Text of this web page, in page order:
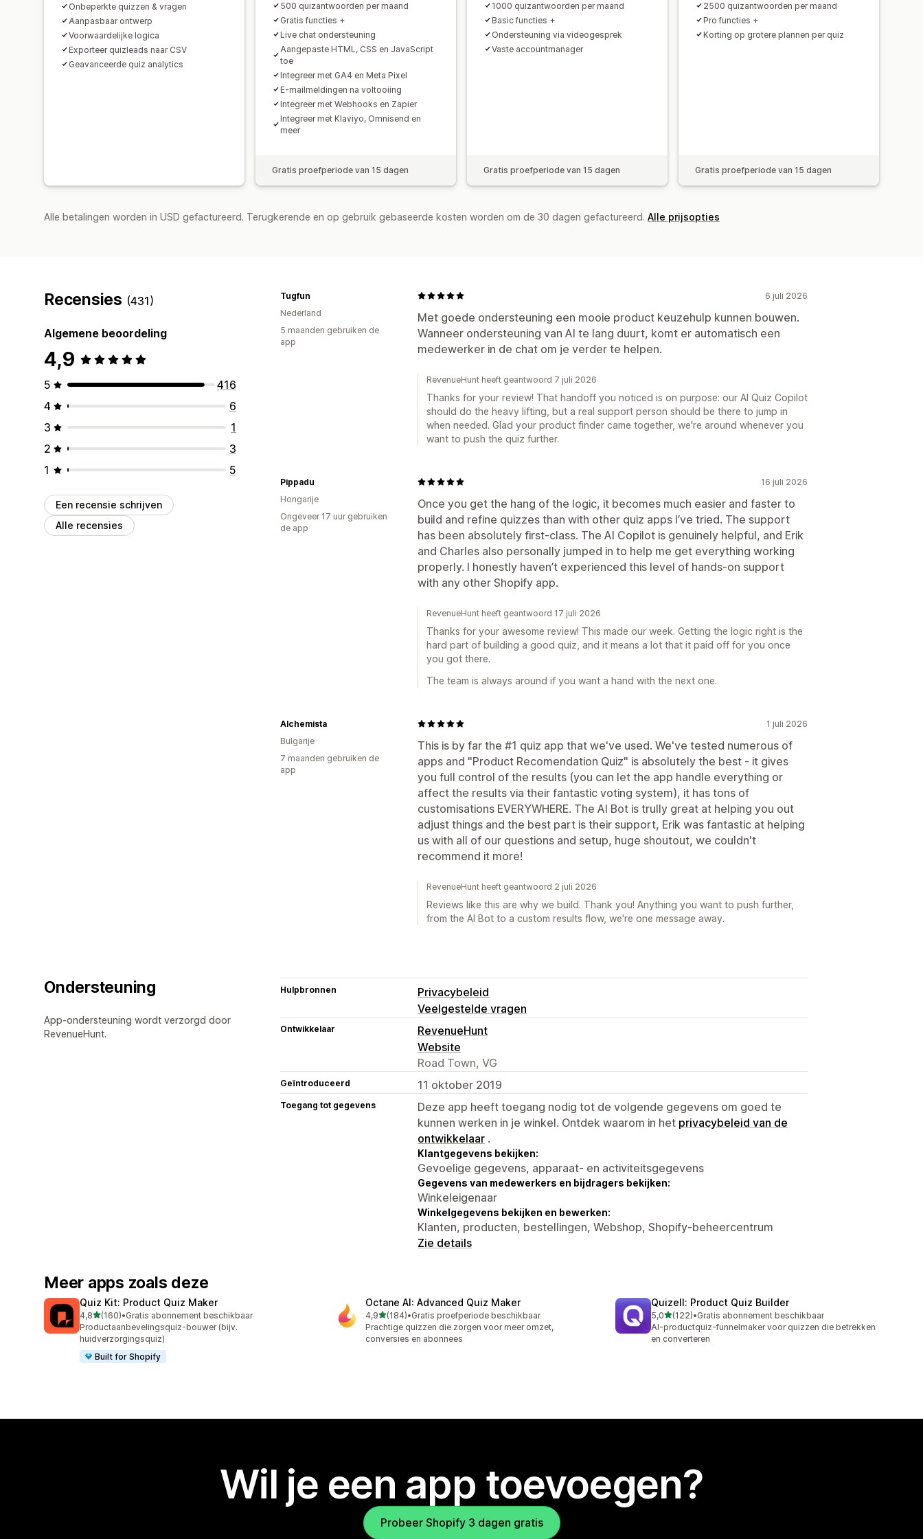
Onbeperkte quizzen & vragen
Aanpasbaar ontwerp
Voorwaardelijke logica
Exporteer quizleads naar CSV
Geavanceerde quiz analytics
500 quizantwoorden per maand
Gratis functies +
Live chat ondersteuning
Aangepaste HTML, CSS en JavaScript
toe
Integreer met GA4 en Meta Pixel
E-mailmeldingen na voltooiing
Integreer met Webhooks en Zapier
Integreer met Klaviyo, Omnisend en
meer
Gratis proefperiode van 15 dagen
1000 quizantwoorden per maand
Basic functies +
Ondersteuning via videogesprek
Vaste accountmanager
Gratis proefperiode van 15 dagen
2500 quizantwoorden per maand
Pro functies +
Korting op grotere plannen per quiz
Gratis proefperiode van 15 dagen
Alle betalingen worden in USD gefactureerd. Terugkerende en op gebruik gebaseerde kosten worden om de 30 dagen gefactureerd. Alle prijsopties
Recensies (431)
Algemene beoordeling
4,9
5
416
4
6
3
1
2
3
1
5
Een recensie schrijven
Alle recensies
6 juli 2026
Met goede ondersteuning een mooie product keuzehulp kunnen bouwen.
Wanneer ondersteuning van AI te lang duurt, komt er automatisch een
medewerker in de chat om je verder te helpen.
Tugfun
Nederland
5 maanden gebruiken de
app
RevenueHunt heeft geantwoord 7 juli 2026
Thanks for your review! That handoff you noticed is on purpose: our AI Quiz Copilot
should do the heavy lifting, but a real support person should be there to jump in
when needed. Glad your product finder came together, we're around whenever you
want to push the quiz further.
16 juli 2026
Once you get the hang of the logic, it becomes much easier and faster to
build and refine quizzes than with other quiz apps I’ve tried. The support
has been absolutely first-class. The AI Copilot is genuinely helpful, and Erik
and Charles also personally jumped in to help me get everything working
properly. I honestly haven’t experienced this level of hands-on support
with any other Shopify app.
Pippadu
Hongarije
Ongeveer 17 uur gebruiken
de app
RevenueHunt heeft geantwoord 17 juli 2026
Thanks for your awesome review! This made our week. Getting the logic right is the
hard part of building a good quiz, and it means a lot that it paid off for you once
you got there.
The team is always around if you want a hand with the next one.
1 juli 2026
This is by far the #1 quiz app that we've used. We've tested numerous of
apps and "Product Recomendation Quiz" is absolutely the best - it gives
you full control of the results (you can let the app handle everything or
affect the results via their fantastic voting system), it has tons of
customisations EVERYWHERE. The AI Bot is trully great at helping you out
adjust things and the best part is their support, Erik was fantastic at helping
us with all of our questions and setup, huge shoutout, we couldn't
recommend it more!
Alchemista
Bulgarije
7 maanden gebruiken de
app
RevenueHunt heeft geantwoord 2 juli 2026
Reviews like this are why we build. Thank you! Anything you want to push further,
from the AI Bot to a custom results flow, we're one message away.
Ondersteuning
App-ondersteuning wordt verzorgd door
RevenueHunt.
Hulpbronnen
Privacybeleid
Veelgestelde vragen
Ontwikkelaar
RevenueHunt
Website
Road Town, VG
Geïntroduceerd 11 oktober 2019
Toegang tot gegevens
Deze app heeft toegang nodig tot de volgende gegevens om goed te
kunnen werken in je winkel. Ontdek waarom in het privacybeleid van de
ontwikkelaar .
Klantgegevens bekijken:
Gevoelige gegevens, apparaat- en activiteitsgegevens
Gegevens van medewerkers en bijdragers bekijken:
Winkeleigenaar
Winkelgegevens bekijken en bewerken:
Klanten, producten, bestellingen, Webshop, Shopify-beheercentrum
Zie details
Meer apps zoals deze
Quiz Kit: Product Quiz Maker
4,8van 5 sterren
(160)
160 recensies in totaal
•Gratis abonnement beschikbaar
Productaanbevelingsquiz-bouwer (bijv.
huidverzorgingsquiz)
Built for Shopify
Octane AI: Advanced Quiz Maker
4,9van 5 sterren
(184)
184 recensies in totaal
•Gratis proefperiode beschikbaar
Prachtige quizzen die zorgen voor meer omzet,
conversies en abonnees
Quizell: Product Quiz Builder
5,0van 5 sterren
(122)
122 recensies in totaal
•Gratis abonnement beschikbaar
AI-productquiz-funnelmaker voor quizzen die betrekken
en converteren
Wil je een app toevoegen?
Probeer Shopify 3 dagen gratis